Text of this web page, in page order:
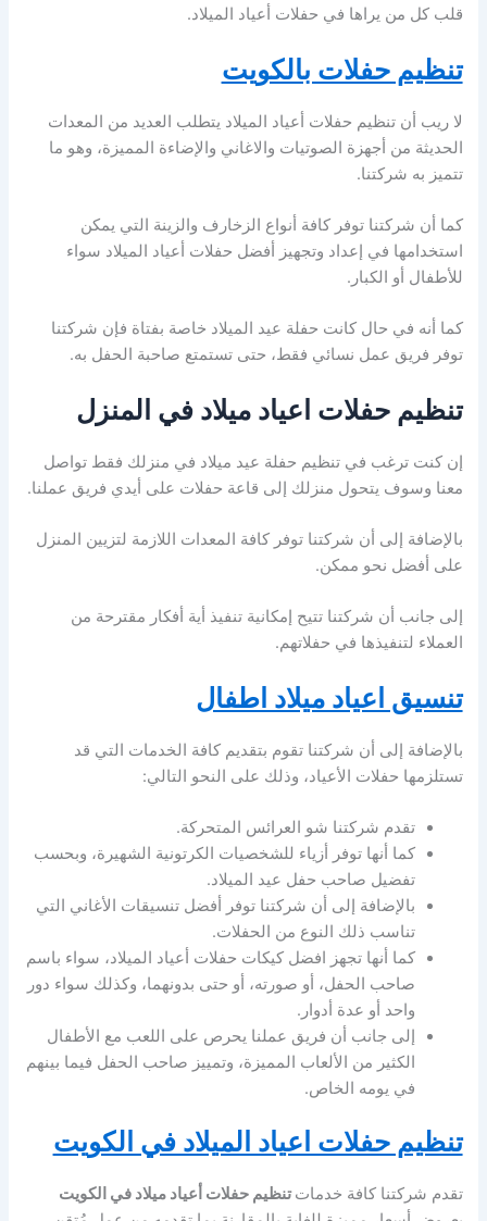
قلب كل من يراها في حفلات أعياد الميلاد.
تنظيم حفلات بالكويت
لا ريب أن تنظيم حفلات أعياد الميلاد يتطلب العديد من المعدات
الحديثة من أجهزة الصوتيات والاغاني والإضاءة المميزة، وهو ما
تتميز به شركتنا.
كما أن شركتنا توفر كافة أنواع الزخارف والزينة التي يمكن
استخدامها في إعداد وتجهيز أفضل حفلات أعياد الميلاد سواء
للأطفال أو الكبار.
كما أنه في حال كانت حفلة عيد الميلاد خاصة بفتاة فإن شركتنا
توفر فريق عمل نسائي فقط، حتى تستمتع صاحبة الحفل به.
تنظيم حفلات اعياد ميلاد في المنزل
إن كنت ترغب في تنظيم حفلة عيد ميلاد في منزلك فقط تواصل
معنا وسوف يتحول منزلك إلى قاعة حفلات على أيدي فريق عملنا.
بالإضافة إلى أن شركتنا توفر كافة المعدات اللازمة لتزيين المنزل
على أفضل نحو ممكن.
إلى جانب أن شركتنا تتيح إمكانية تنفيذ أية أفكار مقترحة من
العملاء لتنفيذها في حفلاتهم.
تنسيق اعياد ميلاد اطفال
بالإضافة إلى أن شركتنا تقوم بتقديم كافة الخدمات التي قد
تستلزمها حفلات الأعياد، وذلك على النحو التالي:
تقدم شركتنا شو العرائس المتحركة.
كما أنها توفر أزياء للشخصيات الكرتونية الشهيرة، وبحسب
تفضيل صاحب حفل عيد الميلاد.
بالإضافة إلى أن شركتنا توفر أفضل تنسيقات الأغاني التي
تناسب ذلك النوع من الحفلات.
كما أنها تجهز افضل كيكات حفلات أعياد الميلاد، سواء باسم
صاحب الحفل، أو صورته، أو حتى بدونهما، وكذلك سواء دور
واحد أو عدة أدوار.
إلى جانب أن فريق عملنا يحرص على اللعب مع الأطفال
الكثير من الألعاب المميزة، وتمييز صاحب الحفل فيما بينهم
في يومه الخاص.
تنظيم حفلات اعياد الميلاد في الكويت
تقدم شركتنا كافة خدماتتنظيم حفلات أعياد ميلاد في الكويت